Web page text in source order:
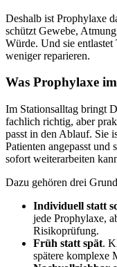
Deshalb ist Prophylaxe
schützt Gewebe,
Würde. Und sie entlastet
weniger reparieren.
Was Prophylaxe
Im Stationsalltag bringt
fachlich richtig, aber
passt in den Ablauf. Sie
Patienten angepasst und
sofort weiterarbeiten
Dazu gehören drei
Individuell statt
jede Prophylaxe,
Risikoprüfung.
Früh statt spät.
spätere komplexe